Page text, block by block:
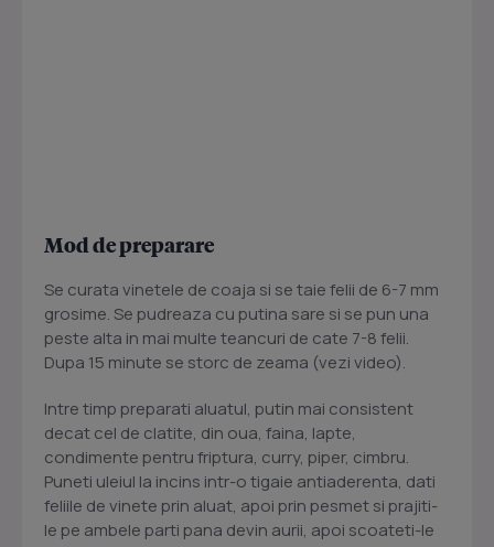
Mod de preparare
Se curata vinetele de coaja si se taie felii de 6-7 mm
grosime. Se pudreaza cu putina sare si se pun una
peste alta in mai multe teancuri de cate 7-8 felii.
Dupa 15 minute se storc de zeama (vezi video).
Intre timp preparati aluatul, putin mai consistent
decat cel de clatite, din oua, faina, lapte,
condimente pentru friptura, curry, piper, cimbru.
Puneti uleiul la incins intr-o tigaie antiaderenta, dati
feliile de vinete prin aluat, apoi prin pesmet si prajiti-
le pe ambele parti pana devin aurii, apoi scoateti-le